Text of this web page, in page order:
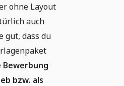
ohne Layout
auch
gut, dass du
Bewerbung
bzw. als